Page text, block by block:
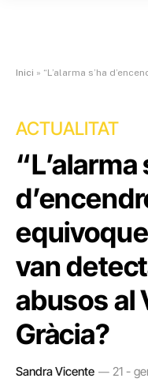
Inici » “L’alarma s’ha d’encendre tot i que ens
ACTUALITAT
“L’alarma
van
abusos al
Gràcia?
Sandra Vicente 21 -